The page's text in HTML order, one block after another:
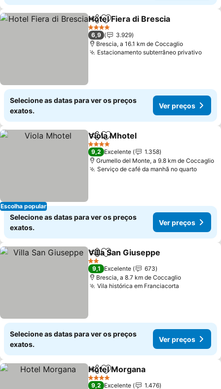
PartilharAdicionar aos favoritos
Hotel Fiera di Brescia
4 Estrelas
6,9
3.929
Brescia, a 16.1 km de Coccaglio
Estacionamento subterrâneo privativo
Selecione as datas para ver os preços
exatos.
Ver preços
Escolha popular
PartilharAdicionar aos favoritos
Viola Mhotel
4 Estrelas
9,2 Excelente
1.358
Grumello del Monte, a 9.8 km de Coccaglio
Serviço de café da manhã no quarto
Selecione as datas para ver os preços
exatos.
Ver preços
PartilharAdicionar aos favoritos
Villa San Giuseppe
2 Estrelas
9,1 Excelente
673
Brescia, a 8.7 km de Coccaglio
Vila histórica em Franciacorta
Selecione as datas para ver os preços
exatos.
Ver preços
PartilharAdicionar aos favoritos
Hotel Morgana
4 Estrelas
9,2 Excelente 1.476